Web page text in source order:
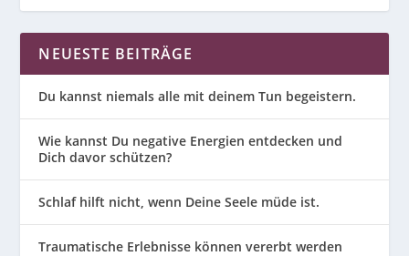
NEUESTE BEITRÄGE
Du kannst niemals alle mit deinem Tun begeistern.
Wie kannst Du negative Energien entdecken und
Dich davor schützen?
Schlaf hilft nicht, wenn Deine Seele müde ist.
Traumatische Erlebnisse können vererbt werden